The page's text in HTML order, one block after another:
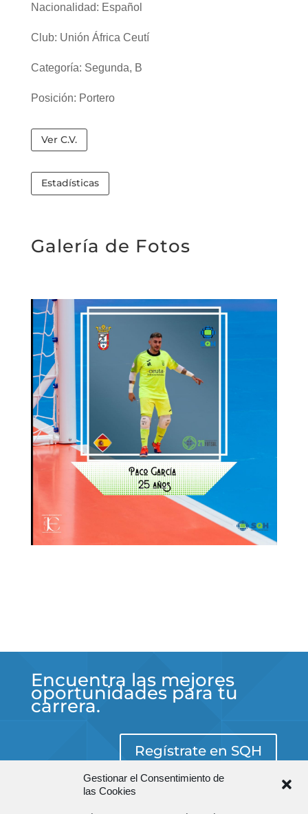
Gestionar el Consentimiento de
las Cookies
Nacionalidad: Español
Club: Unión África Ceutí
Categoría: Segunda, B
Posición: Portero
Ver C.V.
Estadísticas
Galería de Fotos
Encuentra las mejores
oportunidades para tu
carrera.
Regístrate en SQH